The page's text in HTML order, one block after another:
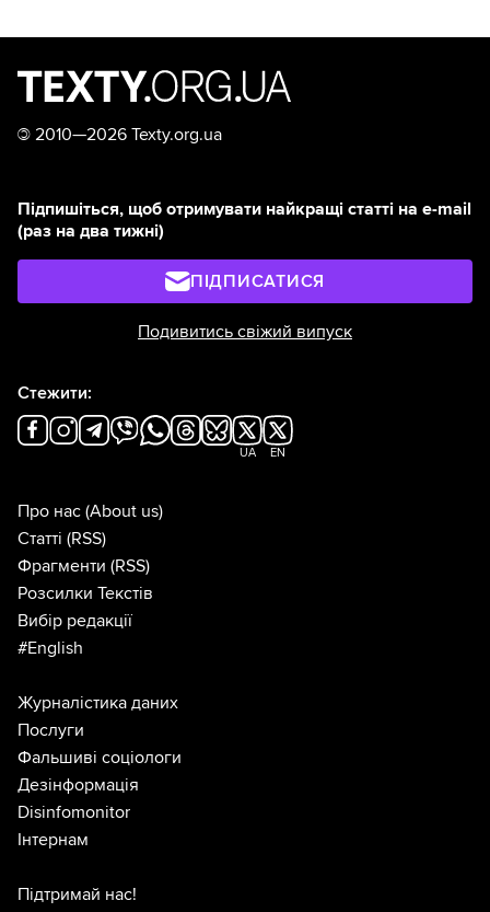
© 2010—2026 Texty.org.ua
Підпишіться, щоб отримувати найкращі статті на e-mail
(раз на два тижні)
ПІДПИСАТИСЯ
Подивитись свіжий випуск
Стежити:
UA EN
Про нас (About us)
Статті (RSS)
Фрагменти (RSS)
Розсилки Текстів
Вибір редакції
#English
Журналістика даних
Послуги
Фальшиві соціологи
Дезінформація
Disinfomonitor
Інтернам
Підтримай нас!